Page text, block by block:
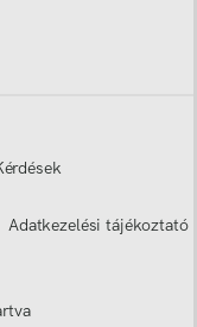
Adatkezelési tájékoztató